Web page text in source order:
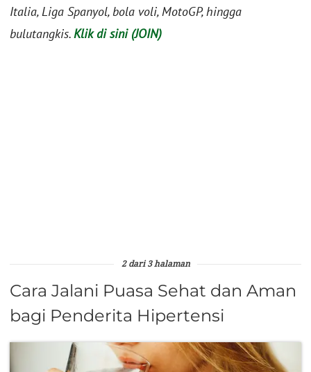
Italia, Liga Spanyol, bola voli, MotoGP, hingga
bulutangkis.Klik di sini (JOIN)
2 dari 3 halaman
Cara Jalani Puasa Sehat dan Aman
bagi Penderita Hipertensi